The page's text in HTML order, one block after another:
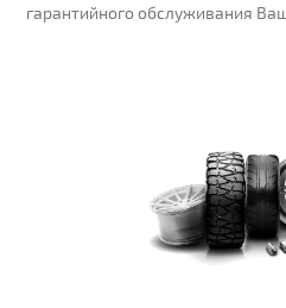
гарантийного обслуживания